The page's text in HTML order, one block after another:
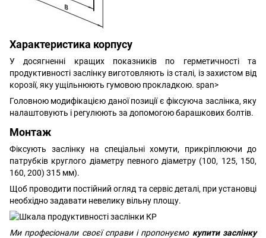
Характеристика корпусу
У досягненні кращих показників по герметичності та
продуктивності заслінку виготовляють із сталі, із захистом від
корозії, яку ущільнюють гумовою прокладкою. span>
Головною модифікацією даної позиції є фіксуюча заслінка, яку
налаштовують і регулюють за допомогою барашкових болтів.
Монтаж
Фіксують заслінку на спеціальні хомути, прикріплюючи до
патрубків круглого діаметру певного діаметру (100, 125, 150,
160, 200) 315 мм).
Щоб проводити постійний огляд та сервіс деталі, при установці
необхідно задавати невелику вільну площу.
Ми професіонали своєї справи і пропонуємо купити заслінку